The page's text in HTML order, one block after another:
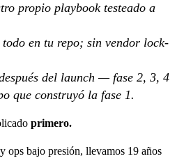
propio playbook testeado a
todo en tu repo; sin vendor lock-
del launch — fase 2, 3, 4
que construyó la fase 1.
primero.
ops bajo presión, llevamos 19 años